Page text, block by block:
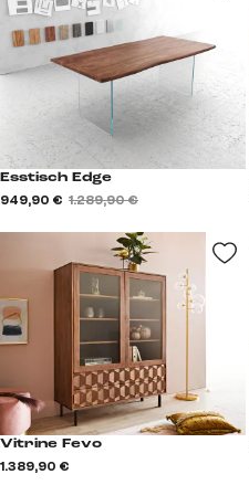
Esstisch Edge
949,90 € 1.289,90 €
Vitrine Fevo
1.389,90 €